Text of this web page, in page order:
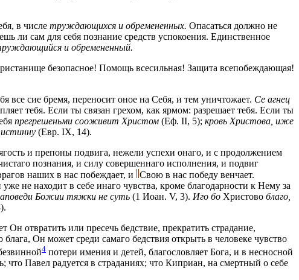
в числе труждающихся и обремененных. Опасаться должно не
ли сам для себя познание средств успокоения. Единственное
и обремененный.
безопасное! Помощь всесильная! Защита всепобеждающая!
все сие бремя, переносит оное на Себя, и тем уничтожает. Се агнец
тебя. Если ты связан грехом, как ярмом: разрешает тебя. Если ты
прегрешеньми сооживит Христом (Еф. II, 5); кровь Христова, иже
(Евр. IX, 14).
и препоны подвига, нежели успехи онаго, и с продолжением
познания, и силу совершеннаго исполнения, и подвиг
наших в нас побеждает, и
Свою в нас победу венчает.
не находит в себе инаго чувства, кроме благодарности к Нему за
Божии тяжки не суть (1 Иоан. V, 3). Иго бо Христово благо,
отвратить или пресечь бедствие, прекратить страдание,
Он может среди самаго бедствия открыть в человеке чувство
4 потери имения и детей, благословляет Бога, и в несносной
Павел радуется в страданиях; что Киприан, на смертный о себе